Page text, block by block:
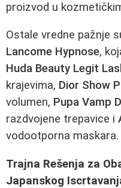
proizvod u
Ostale vredne pažnje
Lancome Hypnose,
Huda Beauty Legit
krajevima, Dior Show
volumen, Pupa Vamp
razdvojene trepavice i
vodootporna maskara.
Trajna Rešenja za
Japanskog